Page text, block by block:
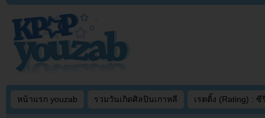
หน้าแรก youzab รวมวันเกิดศิลปินเกาหลี เรตติ้ง (Rating) : ซี